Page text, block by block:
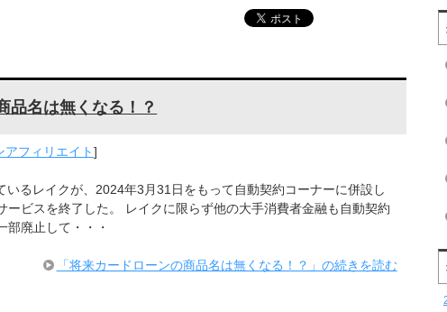
品名は無くなる！？
アフィリエイト]
いるレイクが、2024年3月31日をもって自動契約コーナーに併設し
ービスを終了した。 レイクに限らず他の大手消費者金融も自動契約
部廃止して・・・
「将来カードローンの商品名は無くなる！？」の続きを読む